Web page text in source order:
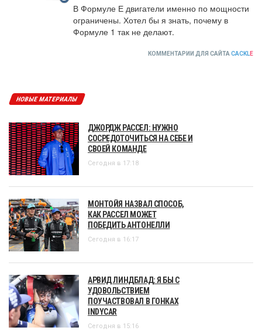
В Формуле Е двигатели именно по мощности
ограничены. Хотел бы я знать, почему в
Формуле 1 так не делают.
КОММЕНТАРИИ ДЛЯ САЙТА CACKLE
НОВЫЕ МАТЕРИАЛЫ
ДЖОРДЖ РАССЕЛ: НУЖНО
СОСРЕДОТОЧИТЬСЯ НА СЕБЕ И
СВОЕЙ КОМАНДЕ
Сегодня в 17:18
МОНТОЙЯ НАЗВАЛ СПОСОБ,
КАК РАССЕЛ МОЖЕТ
ПОБЕДИТЬ АНТОНЕЛЛИ
Сегодня в 16:17
АРВИД ЛИНДБЛАД: Я БЫ С
УДОВОЛЬСТВИЕМ
ПОУЧАСТВОВАЛ В ГОНКАХ
INDYCAR
Сегодня в 15:16